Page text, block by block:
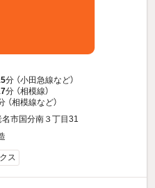
分 （小田急線など）
分 （相模線）
（相模線など）
市国分南３丁目31
ス